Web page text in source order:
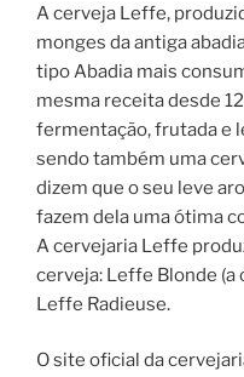
A cerveja Leffe,
monges da antiga
tipo Abadia mais
mesma receita desde
fermentação, frutada e
sendo também uma
dizem que o seu leve
fazem dela uma ótima
A cervejaria Leffe
cerveja: Leffe Blonde (a
Leffe Radieuse.
O site oficial da